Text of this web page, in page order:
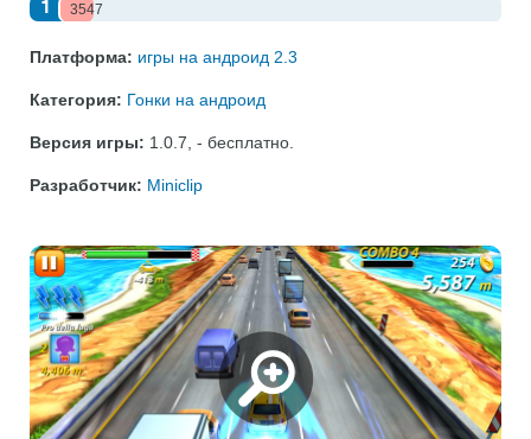
1 3547
Платформа: игры на андроид 2.3
Категория: Гонки на андроид
Версия игры: 1.0.7 - бесплатно
Разработчик: Miniclip